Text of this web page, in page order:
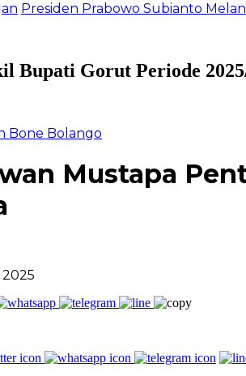
Presiden Prabowo Subianto
Bupati Gorut Periode
Bone Bolango
Mustapa
2025